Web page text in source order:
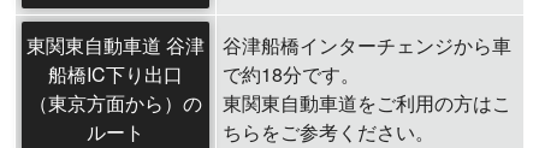
東関東自動車道 谷津
船橋IC下り出口
（東京方面から）の
ルート
谷津船橋インターチェンジから車
で約18分です。
東関東自動車道をご利用の方はこ
ちらをご参考ください。